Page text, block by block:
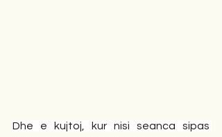
Dhe e kujtoj, kur nisi seanca sipas